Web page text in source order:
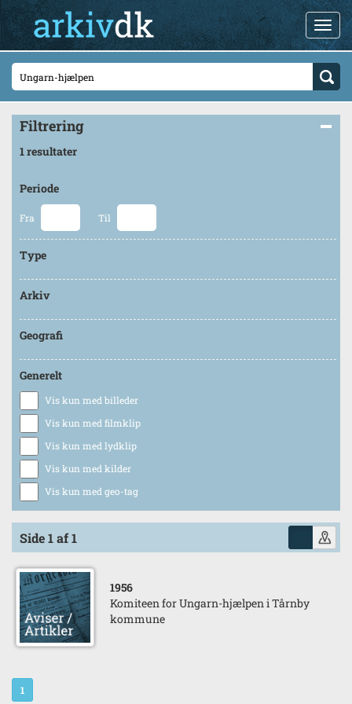
Filtrering
1 resultater
Periode
Fra Til
Type
Arkiv
Geografi
Generelt
Vis kun med billeder
Vis kun med filmklip
Vis kun med lydklip
Vis kun med kilder
Vis kun med geo-tag
Side 1 af 1
1956
Komiteen for Ungarn-hjælpen i Tårnby
kommune
1